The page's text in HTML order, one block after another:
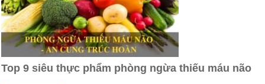
Top 9 siêu thực phẩm phòng ngừa thiếu máu não